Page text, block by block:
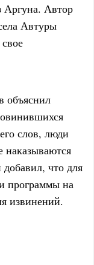
Аргуна. Автор
Автуры
объяснил
слов, люди
наказываются
что для
программы на
извинений.